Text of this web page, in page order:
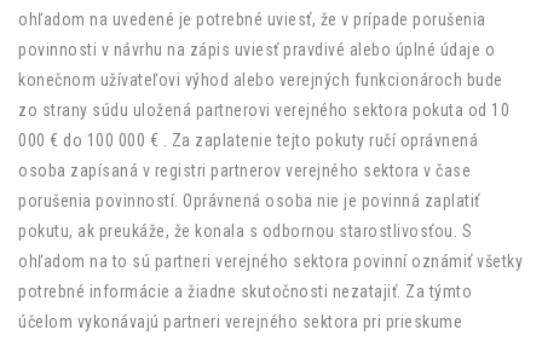
ohľadom na uvedené je potrebné uviesť, že v prípade porušenia
povinnosti v návrhu na zápis uviesť pravdivé alebo úplné údaje o
konečnom užívateľovi výhod alebo verejných funkcionároch bude
zo strany súdu uložená partnerovi verejného sektora pokuta od 10
000 € do 100 000 € . Za zaplatenie tejto pokuty ručí oprávnená
osoba zapísaná v registri partnerov verejného sektora v čase
porušenia povinností. Oprávnená osoba nie je povinná zaplatiť
pokutu, ak preukáže, že konala s odbornou starostlivosťou. S
ohľadom na to sú partneri verejného sektora povinní oznámiť všetky
potrebné informácie a žiadne skutočnosti nezatajiť. Za týmto
účelom vykonávajú partneri verejného sektora pri prieskume